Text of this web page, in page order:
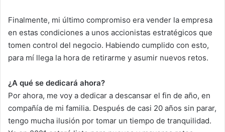
Finalmente, mi último compromiso era vender la empresa
en estas condiciones a unos accionistas estratégicos que
tomen control del negocio. Habiendo cumplido con esto,
para mí llega la hora de retirarme y asumir nuevos retos.
¿A qué se dedicará ahora?
Por ahora, me voy a dedicar a descansar el fin de año, en
compañía de mi familia. Después de casi 20 años sin parar,
tengo mucha ilusión por tomar un tiempo de tranquilidad.